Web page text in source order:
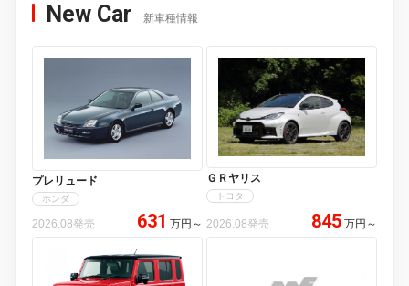
New Car 新車種情報
プレリュード
ホンダ
2026.08発売 631 万円 ～
ＧＲヤリス
トヨタ
2026.08発売 845 万円 ～